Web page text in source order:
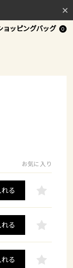
ョッピングバッグ 0
お気に入り
る
る
る